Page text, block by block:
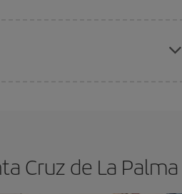
de La Palma.
Cruz de La Palma